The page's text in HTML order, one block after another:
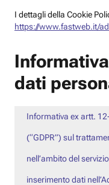
I dettagli della Cookie
https://www.fastweb.it/
dati
Informativa ex artt.
(“GDPR”) sul
nell’ambito del
inserimento dati